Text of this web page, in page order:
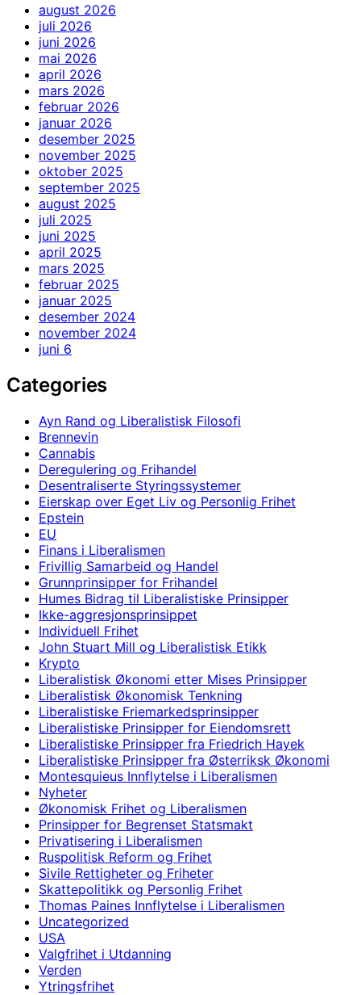
august 2026
juli 2026
juni 2026
mai 2026
april 2026
mars 2026
februar 2026
januar 2026
desember 2025
november 2025
oktober 2025
september 2025
august 2025
juli 2025
juni 2025
april 2025
mars 2025
februar 2025
januar 2025
desember 2024
november 2024
juni 6
Categories
Ayn Rand og Liberalistisk Filosofi
Brennevin
Cannabis
Deregulering og Frihandel
Desentraliserte Styringssystemer
Eierskap over Eget Liv og Personlig Frihet
Epstein
EU
Finans i Liberalismen
Frivillig Samarbeid og Handel
Grunnprinsipper for Frihandel
Humes Bidrag til Liberalistiske Prinsipper
Ikke-aggresjonsprinsippet
Individuell Frihet
John Stuart Mill og Liberalistisk Etikk
Krypto
Liberalistisk Økonomi etter Mises Prinsipper
Liberalistisk Økonomisk Tenkning
Liberalistiske Friemarkedsprinsipper
Liberalistiske Prinsipper for Eiendomsrett
Liberalistiske Prinsipper fra Friedrich Hayek
Liberalistiske Prinsipper fra Østerriksk Økonomi
Montesquieus Innflytelse i Liberalismen
Nyheter
Økonomisk Frihet og Liberalismen
Prinsipper for Begrenset Statsmakt
Privatisering i Liberalismen
Ruspolitisk Reform og Frihet
Sivile Rettigheter og Friheter
Skattepolitikk og Personlig Frihet
Thomas Paines Innflytelse i Liberalismen
Uncategorized
USA
Valgfrihet i Utdanning
Verden
Ytringsfrihet